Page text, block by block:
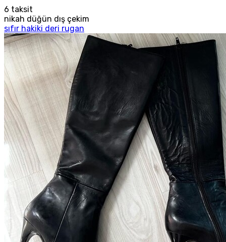
6 taksit
nikah düğün dış çekim
sıfır hakiki deri rugan